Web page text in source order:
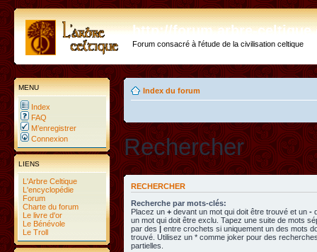
http://forum.arbre-
Forum consacré à l'étude de la civilisation celtique
MENU
Index
FAQ
M’enregistrer
Connexion
LIENS
L'Arbre Celtique
L'encyclopédie
Forum
Charte du forum
Le livre d'or
Le Bénévole
Le Troll
Index du forum
Rechercher
RECHERCHER
Recherche par mots-clés:
Placez un + devant un mot qui doit être trouvé et un -
un mot qui doit être exclu. Tapez une suite de mots
par des | entre crochets si uniquement un des mots
trouvé. Utilisez un * comme joker pour des
partielles.